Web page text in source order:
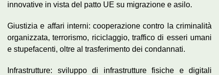
innovative in vista del patto UE su migrazione e asilo.
Giustizia e affari interni: cooperazione contro la criminalità
organizzata, terrorismo, riciclaggio, traffico di esseri umani
e stupefacenti, oltre al trasferimento dei condannati.
Infrastrutture: sviluppo di infrastrutture fisiche e digitali